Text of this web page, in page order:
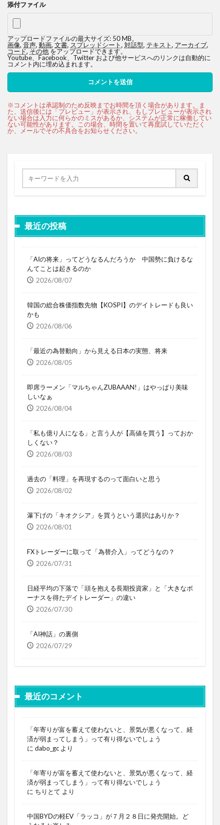
添付ファイル
アップロードファイルの最大サイズ: 50 MB。
画像, 音声, 動画, 文書, スプレッドシート, 対話型, テキスト, アーカイブ,
コード,その他をアップロードできます。
Youtube、Facebook、Twitter および他サービスへのリンクは自動的に
コメント内に埋め込まれます。
最近の投稿
「AIの将来」ってどうなるんだろうか 中国勢に負けるな
んてことは起きるのか
2026/08/07
韓国の総合株価指数先物【KOSPI】のデイトレードも良い
かも
2026/08/06
「最近の為替動向」から見える日本の実態、将来
2026/08/05
即席ラーメン「マルちゃんZUBAAAN!」はやっぱり美味
しいなぁ
2026/08/04
「私も億り人になる」と言う人が【高値を買う】っておか
しくない？
2026/08/03
過去の「料理」を再現するのって面白いと思う
2026/08/02
瀑下げの「キオクシア」を買うという選択はありか？
2026/08/01
FXトレーダーに取って「為替介入」ってどうなの？
2026/07/31
日経平均の下落で「頭を抱える長期投資家」と「大きなボ
ーナスを得たデイトレーダー」の違い
2026/07/30
「AI神話」の裏側
2026/07/29
最近のコメント
「年寄りが富を蓄えて使わないと、景気が悪くなって、経
済が弱まってしまう」って有り得ないでしょう
に dabo_gc より
「年寄りが富を蓄えて使わないと、景気が悪くなって、経
済が弱まってしまう」って有り得ないでしょう
に ちりとて より
中国BYDの軽EV「ラッコ」が７月２８日に発売開始。ど